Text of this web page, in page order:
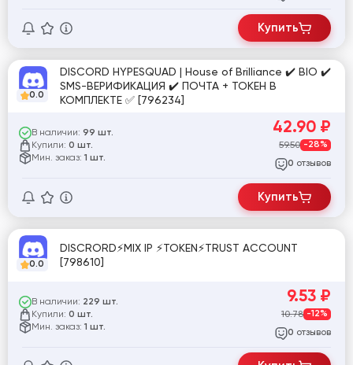
Купить
0.0
DISCORD HYPESQUAD | House of Brilliance ✔️ BIO ✔️
SMS-ВЕРИФИКАЦИЯ ✔️ ПОЧТА + ТОКЕН В
КОМПЛЕКТЕ ✅ [796234]
В наличии: 99 шт.
Купили: 0 шт.
Мин. заказ: 1 шт.
42.90 ₽
59.50 -28%
0 отзывов
Купить
0.0
DISCRORD⚡MIX IP ⚡TOKEN⚡TRUST ACCOUNT
[798610]
В наличии: 229 шт.
Купили: 0 шт.
Мин. заказ: 1 шт.
9.53 ₽
10.78 -12%
0 отзывов